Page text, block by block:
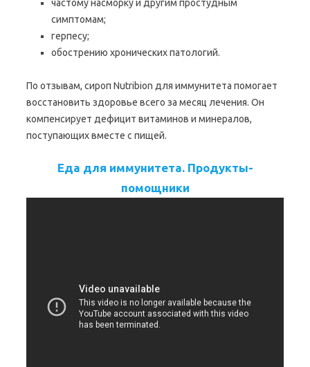
частому насморку и другим простудным
симптомам;
герпесу;
обострению хронических патологий.
По отзывам, сироп Nutribion для иммунитета помогает
восстановить здоровье всего за месяц лечения. Он
компенсирует дефицит витаминов и минералов,
поступающих вместе с пищей.
Еда для иммунитета. Продукты-
помощники